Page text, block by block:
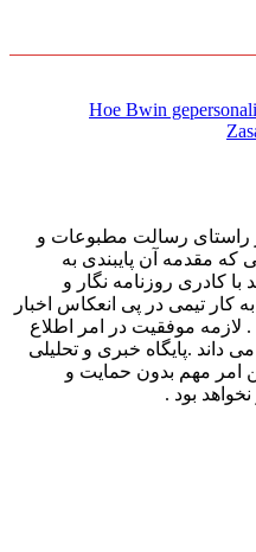
Hoe Bwin
راستای رسالت مطبوعات و
که مقدمه آن پایبندی به
کادری روزنامه نگار و
کار تیمی در پی انعکاس اخبار
لازمه موفقیت در امر اطلاع
داند .پایگاه خبری و تحلیلی
امر مهم بدون حمایت و
بود .